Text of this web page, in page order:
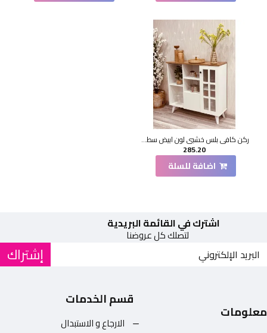
ركن كافي بلس خشبي لون ابيض سطح خشبي 100*33*95سم
285.20
اضافة للسلة
اشترك في القائمة البريدية
لتصلك كل عروضنا
إشتراك
معلومات
قسم الخدمات
الارجاع و الاستبدال